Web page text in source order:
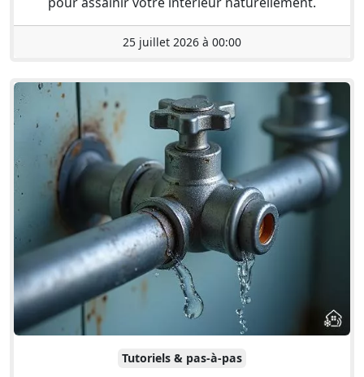
25 juillet 2026 à 00:00
Tutoriels & pas-à-pas